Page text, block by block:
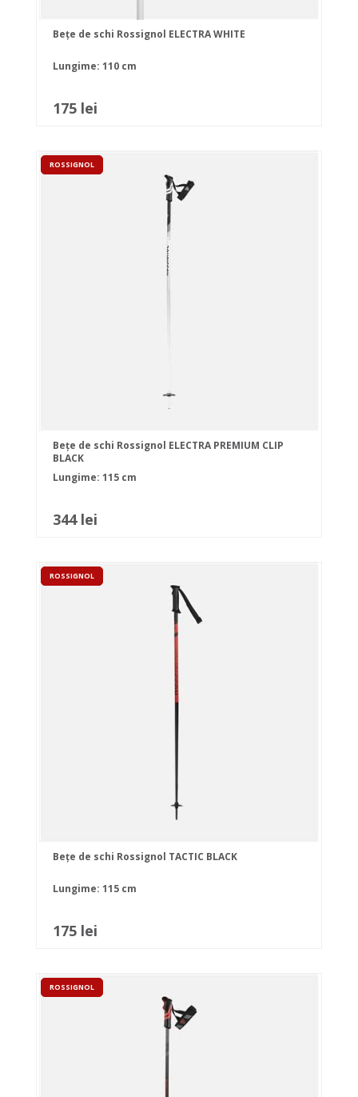
Bețe de schi Rossignol ELECTRA WHITE
Lungime: 110 cm
175 lei
ROSSIGNOL
Bețe de schi Rossignol ELECTRA PREMIUM CLIP
BLACK
Lungime: 115 cm
344 lei
ROSSIGNOL
Bețe de schi Rossignol TACTIC BLACK
Lungime: 115 cm
175 lei
ROSSIGNOL